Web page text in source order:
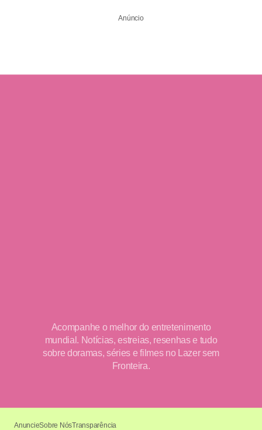
Anúncio
Acompanhe o melhor do entretenimento
mundial. Notícias, estreias, resenhas e tudo
sobre doramas, séries e filmes no Lazer sem
Fronteira.
AnuncieSobre NósTransparência